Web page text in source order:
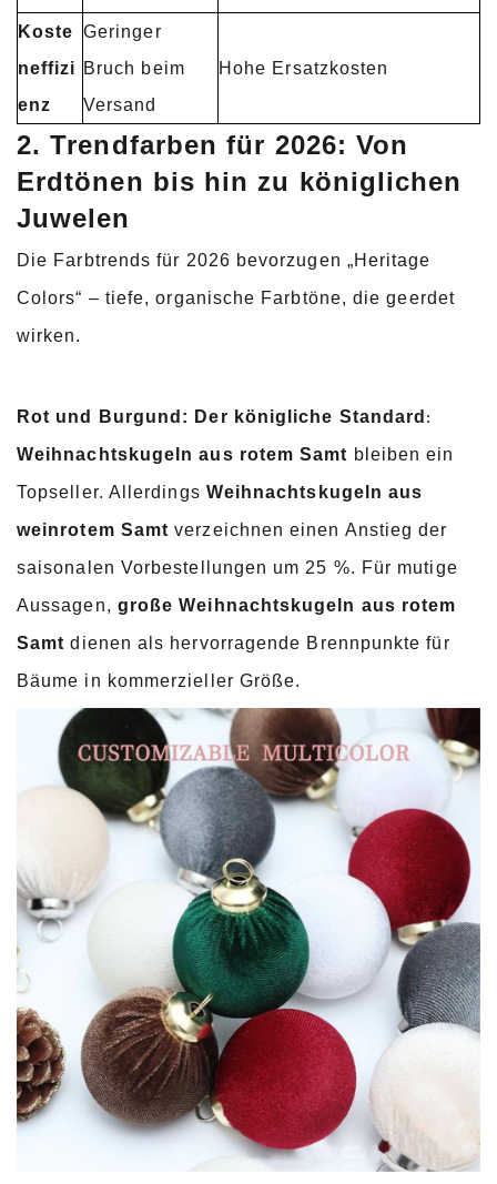
Koste
neffizi
enz
Geringer
Bruch beim
Versand
Hohe Ersatzkosten
2. Trendfarben für 2026: Von
Erdtönen bis hin zu königlichen
Juwelen
Die Farbtrends für 2026 bevorzugen „Heritage
Colors“ – tiefe, organische Farbtöne, die geerdet
wirken.
Rot und Burgund: Der königliche Standard :
Weihnachtskugeln aus rotem Samt bleiben ein
Topseller. Allerdings Weihnachtskugeln aus
weinrotem Samt verzeichnen einen Anstieg der
saisonalen Vorbestellungen um 25 %. Für mutige
Aussagen, große Weihnachtskugeln aus rotem
Samt dienen als hervorragende Brennpunkte für
Bäume in kommerzieller Größe.